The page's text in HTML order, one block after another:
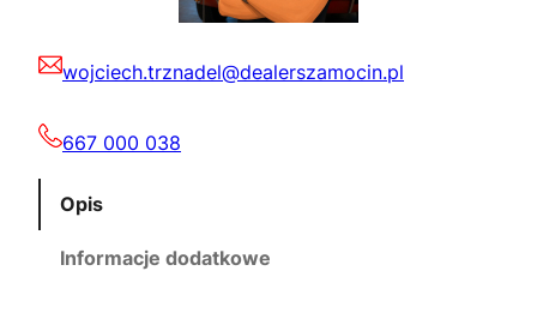
wojciech.trznadel@dealerszamocin.pl
667 000 038
Opis
Informacje dodatkowe